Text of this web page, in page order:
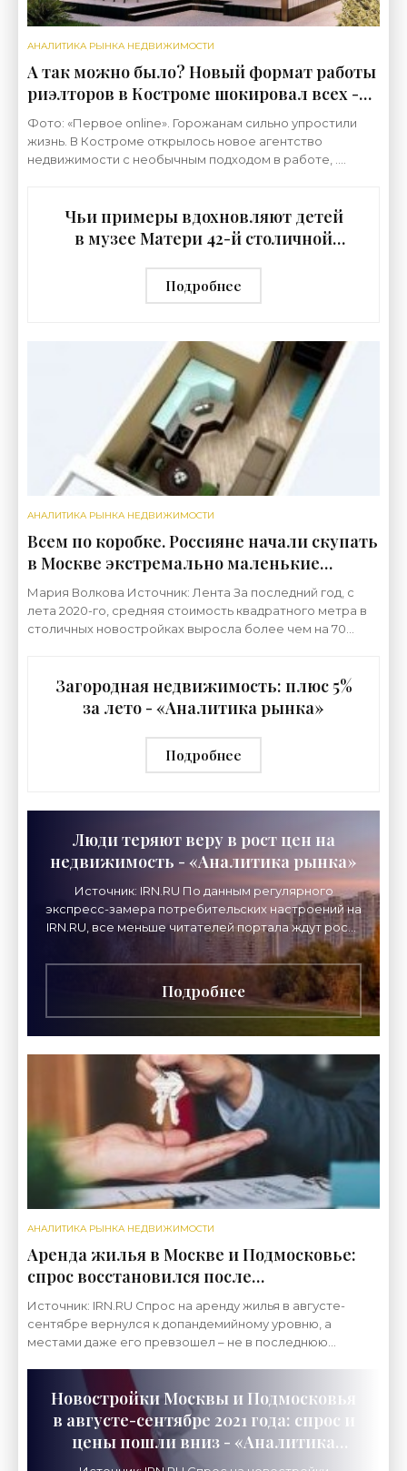
АНАЛИТИКА РЫНКА НЕДВИЖИМОСТИ
А так можно было? Новый формат работы
риэлторов в Костроме шокировал всех -
«Недвижимость»
Фото: «Первое online». Горожанам сильно упростили
жизнь. В Костроме открылось новое агентство
недвижимости с необычным подходом в работе, .
Чьи примеры вдохновляют детей
в музее Матери 42-й столичной
строительства»
Подробнее
АНАЛИТИКА РЫНКА НЕДВИЖИМОСТИ
Всем по коробке. Россияне начали скупать
в Москве экстремально маленькие
квартиры. Зачем они это делают? -
«Аналитика рынка»
Мария Волкова Источник: Лента За последний год, с
лета 2020-го, средняя стоимость квадратного метра в
столичных новостройках выросла более чем на 70
Загородная недвижимость: плюс 5%
за лето - «Аналитика рынка»
Подробнее
Люди теряют веру в рост цен на
недвижимость - «Аналитика рынка»
Источник: IRN.RU По данным регулярного
экспресс-замера потребительских настроений на
IRN.RU, все меньше читателей портала ждут роста
цен на жилье. Перед началом осеннего сезона
лишь
Подробнее
АНАЛИТИКА РЫНКА НЕДВИЖИМОСТИ
Аренда жилья в Москве и Подмосковье:
спрос восстановился после
коронакризиса, ставки – не везде -
«Аналитика рынка»
Источник: IRN.RU Спрос на аренду жилья в августе-
сентябре вернулся к допандемийному уровню, а
местами даже его превзошел – не в последнюю
последний
Новостройки Москвы и Подмосковья
в августе-сентябре 2021 года: спрос и
цены пошли вниз - «Аналитика
рынка»